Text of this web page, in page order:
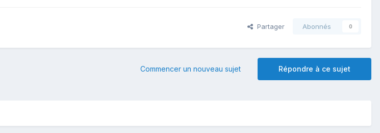
Partager Abonnés 0
Répondre à ce sujet
Commencer un nouveau sujet